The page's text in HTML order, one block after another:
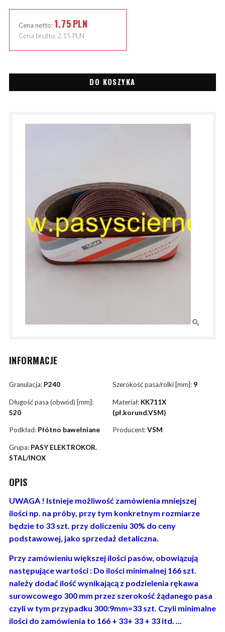
Cena netto: 1.75PLN
Cena brutto: 2.15 PLN
DO KOSZYKA
INFORMACJE
Granulacja: P240 Szerokość pasa/rolki [mm]: 9
Długość pasa (obwód) [mm]:
520
Materiał: KK711X
(pł.korund.VSM)
Podkład: Płótno bawełniane Producent:VSM
Grupa: PASY ELEKTROKOR.
STAL/INOX
OPIS
UWAGA ! Istnieje możliwość zamówienia mniejszej
ilości np. na próby, przy tym konkretnym rozmiarze
będzie to 33 szt. przy doliczeniu 30% do ceny
podstawowej, jako sprzedaż detaliczna.
Przy zamówieniu większej ilości pasów, obowiązują
następujące wartości : Do ilości minimalnej 166 szt.
należy dodać ilość wynikającą z podzielenia rękawa
surowcowego 300 mm przez szerokość żądanego pasa
czyli w tym przypadku 300:9mm=33 szt. Czyli minimalne
ilości do zamówienia to 166 + 33+ 33 + 33 itd. ...